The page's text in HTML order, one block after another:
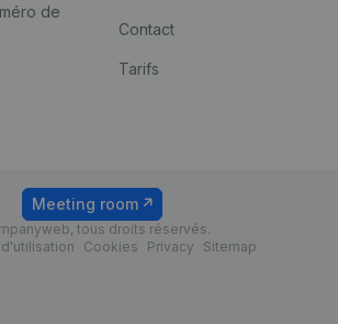
de
Contact
Tarifs
tous droits réservés.
Cookies Privacy Sitemap
Meeting room